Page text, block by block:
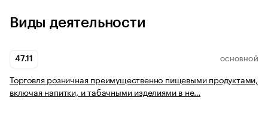
Виды деятельности
47.11 ОСНОВНОЙ
Торговля розничная преимущественно пищевыми продуктами,
включая напитки, и табачными изделиями в не…